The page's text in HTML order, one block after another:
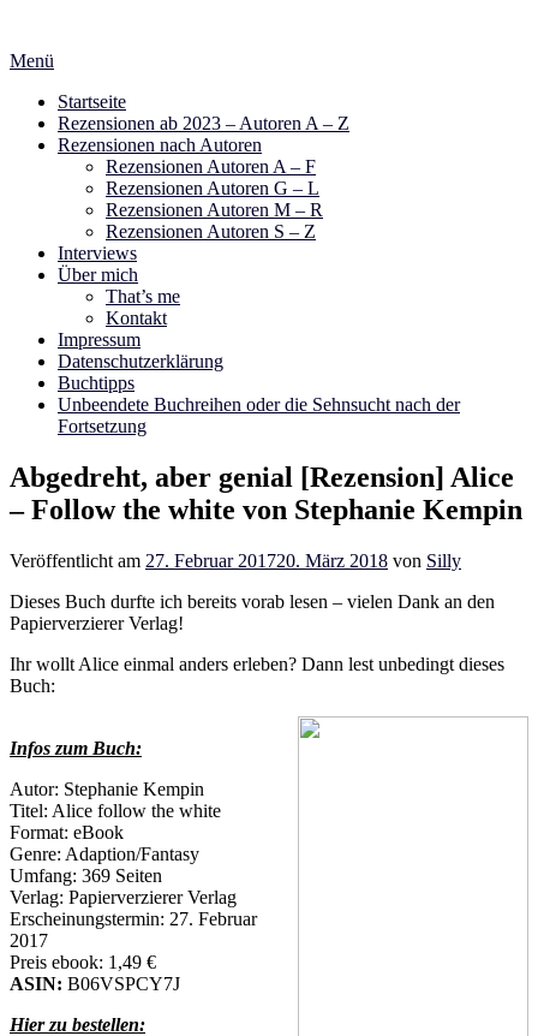
springen
Menü
Startseite
Rezensionen ab 2023 – Autoren A – Z
Rezensionen nach Autoren
Rezensionen Autoren A – F
Rezensionen Autoren G – L
Rezensionen Autoren M – R
Rezensionen Autoren S – Z
Interviews
Über mich
That’s me
Kontakt
Impressum
Datenschutzerklärung
Buchtipps
Unbeendete Buchreihen oder die Sehnsucht nach der
Fortsetzung
Abgedreht, aber genial [Rezension] Alice
– Follow the white von Stephanie Kempin
Veröffentlicht am 27. Februar 201720. März 2018 von Silly
Dieses Buch durfte ich bereits vorab lesen – vielen Dank an den
Papierverzierer Verlag!
Ihr wollt Alice einmal anders erleben? Dann lest unbedingt dieses
Buch:
Infos zum Buch:
Autor: Stephanie Kempin
Titel: Alice follow the white
Format: eBook
Genre: Adaption/Fantasy
Umfang: 369 Seiten
Verlag: Papierverzierer Verlag
Erscheinungstermin: 27. Februar
2017
Preis ebook: 1,49 €
ASIN: B06VSPCY7J
Hier zu bestellen: